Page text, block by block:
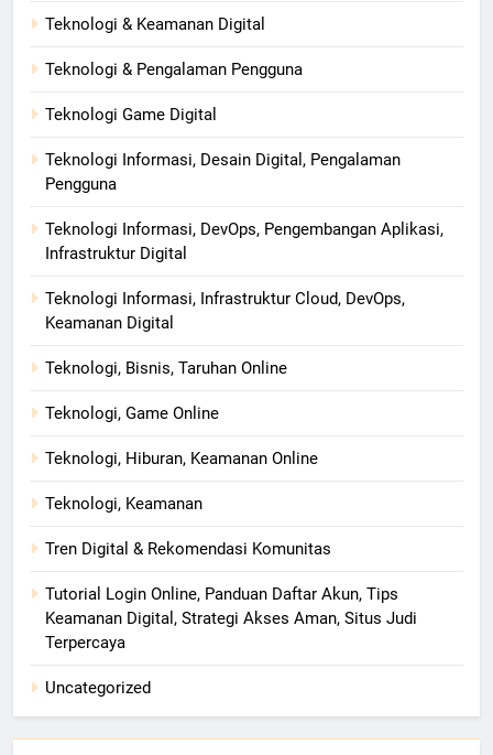
Teknologi & Keamanan Digital
Teknologi & Pengalaman Pengguna
Teknologi Game Digital
Teknologi Informasi, Desain Digital, Pengalaman
Pengguna
Teknologi Informasi, DevOps, Pengembangan Aplikasi,
Infrastruktur Digital
Teknologi Informasi, Infrastruktur Cloud, DevOps,
Keamanan Digital
Teknologi, Bisnis, Taruhan Online
Teknologi, Game Online
Teknologi, Hiburan, Keamanan Online
Teknologi, Keamanan
Tren Digital & Rekomendasi Komunitas
Tutorial Login Online, Panduan Daftar Akun, Tips
Keamanan Digital, Strategi Akses Aman, Situs Judi
Terpercaya
Uncategorized